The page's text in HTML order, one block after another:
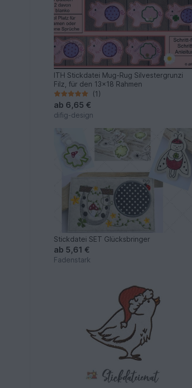
ITH Stickdatei Mug-Rug Silvestergrunzi
Filz, für den 13x18 Rahmen
(1)
ab 6,65 €
difig-design
Stickdatei SET Glücksbringer
ab 5,61 €
Fadenstark